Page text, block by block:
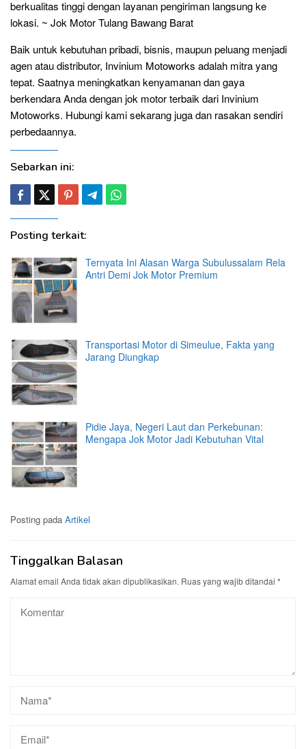
berkualitas tinggi dengan layanan pengiriman langsung ke
lokasi. ~ Jok Motor Tulang Bawang Barat
Baik untuk kebutuhan pribadi, bisnis, maupun peluang menjadi
agen atau distributor, Invinium Motoworks adalah mitra yang
tepat. Saatnya meningkatkan kenyamanan dan gaya
berkendara Anda dengan jok motor terbaik dari Invinium
Motoworks. Hubungi kami sekarang juga dan rasakan sendiri
perbedaannya.
Sebarkan ini:
Posting terkait:
Ternyata Ini Alasan Warga Subulussalam Rela
Antri Demi Jok Motor Premium
Transportasi Motor di Simeulue, Fakta yang
Jarang Diungkap
Pidie Jaya, Negeri Laut dan Perkebunan:
Mengapa Jok Motor Jadi Kebutuhan Vital
Posting pada Artikel
Tinggalkan Balasan
Alamat email Anda tidak akan dipublikasikan. Ruas yang wajib ditandai *